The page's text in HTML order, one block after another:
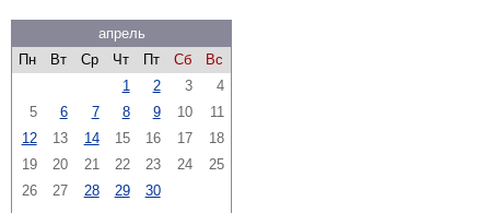
апрель
Пн
Вт Ср Чт Пт Сб
Вс
1
2 3
4
5
6 7 8 9 10
11
12
13 14 15 16 17
18
19
20 21 22 23 24
25
26
27 28 29 30